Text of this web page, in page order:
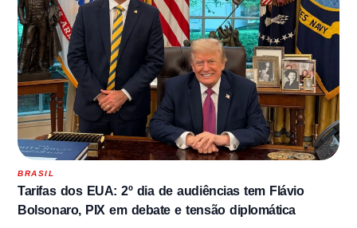
BRASIL
Tarifas dos EUA: 2º dia de audiências tem Flávio
Bolsonaro, PIX em debate e tensão diplomática